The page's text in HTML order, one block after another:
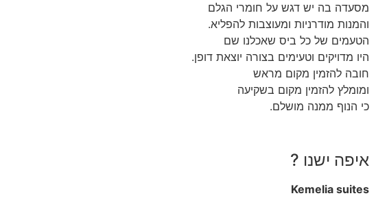
מסעדה בה יש דגש על חומרי הגלם
והמנות מודרניות ומעוצבות להפליא.
הטעמים של כל ביס שאכלנו שם
היו מדויקים וטעימים בצורה יוצאת דופן.
חובה להזמין מקום מראש
ומומלץ להזמין מקום בשקיעה
כי הנוף ממנה מושלם.
איפה ישנו ?
Kemelia suites